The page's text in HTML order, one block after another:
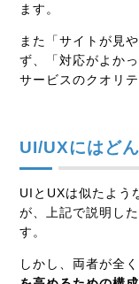
ます。
また「サイトが見
ず、「対応がよか
サービスのクオリ
UI/UXにはど
UIとUXは似たよう
が、上記で説明し
す。
しかし、両者が全